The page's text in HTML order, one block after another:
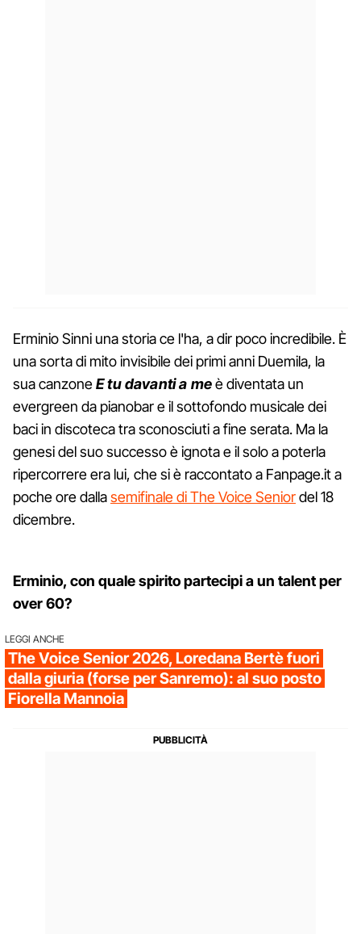
Erminio Sinni una storia ce l'ha, a dir poco incredibile. È
una sorta di mito invisibile dei primi anni Duemila, la
sua canzoneE tu davanti a meè diventata un
evergreen da pianobar e il sottofondo musicale dei
baci in discoteca tra sconosciuti a fine serata. Ma la
genesi del suo successo è ignota e il solo a poterla
ripercorrere era lui, che si è raccontato a Fanpage.it a
poche ore dallasemifinale di The Voice Seniordel 18
dicembre.
Erminio, con quale spirito partecipi a un talent per
over 60?
LEGGI ANCHE
The Voice Senior 2026, Loredana Bertè fuori
dalla giuria (forse per Sanremo): al suo posto
Fiorella Mannoia